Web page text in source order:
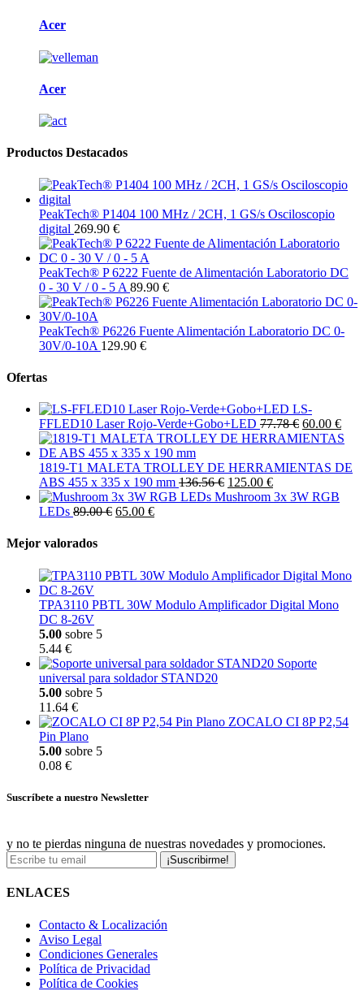
Acer
Acer
Productos Destacados
PeakTech® P1404 100 MHz / 2CH, 1 GS/s Osciloscopio
digital 269.90 €
PeakTech® P 6222 Fuente de Alimentación Laboratorio DC
0 - 30 V / 0 - 5 A 89.90 €
PeakTech® P6226 Fuente Alimentación Laboratorio DC 0-
30V/0-10A 129.90 €
Ofertas
LS-
FFLED10 Laser Rojo-Verde+Gobo+LED 77.78 € 60.00 €
1819-T1 MALETA TROLLEY DE HERRAMIENTAS DE
ABS 455 x 335 x 190 mm 136.56 € 125.00 €
Mushroom 3x 3W RGB
LEDs 89.00 € 65.00 €
Mejor valorados
TPA3110 PBTL 30W Modulo Amplificador Digital Mono
DC 8-26V
5.00 sobre 5
5.44 €
Soporte
universal para soldador STAND20
5.00 sobre 5
11.64 €
ZOCALO CI 8P P2,54
Pin Plano
5.00 sobre 5
0.08 €
Suscríbete a nuestro Newsletter
y no te pierdas ninguna de nuestras novedades y promociones.
¡Suscribirme!
ENLACES
Contacto & Localización
Aviso Legal
Condiciones Generales
Política de Privacidad
Política de Cookies